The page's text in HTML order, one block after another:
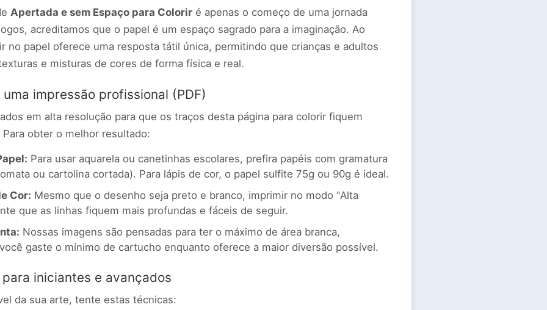
Apertada e sem Espaço para Colorir é apenas o começo de uma jornada
acreditamos que o papel é um espaço sagrado para a imaginação. Ao
no papel oferece uma resposta tátil única, permitindo que crianças e adultos
e misturas de cores de forma física e real.
impressão profissional (PDF)
em alta resolução para que os traços desta página para colorir fiquem
obter o melhor resultado:
Para usar aquarela ou canetinhas escolares, prefira papéis com gramatura
ou cartolina cortada). Para lápis de cor, o papel sulfite 75g ou 90g é ideal.
Cor: Mesmo que o desenho seja preto e branco, imprimir no modo "Alta
que as linhas fiquem mais profundas e fáceis de seguir.
Nossas imagens são pensadas para ter o máximo de área branca,
gaste o mínimo de cartucho enquanto oferece a maior diversão possível.
iniciantes e avançados
da sua arte, tente estas técnicas: